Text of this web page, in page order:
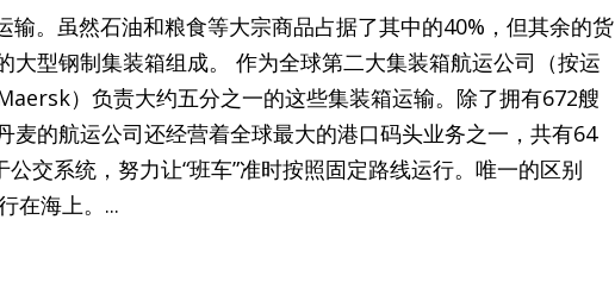
输。虽然石油和粮食等大宗商品占据了其中的40%，但其余的货
大型钢制集装箱组成。 作为全球第二大集装箱航运公司（按运
）负责大约五分之一的这些集装箱运输。除了拥有672艘
麦的航运公司还经营着全球最大的港口码头业务之一，共有64
交系统，努力让“班车”准时按照固定路线运行。唯一的区别
在海上。...